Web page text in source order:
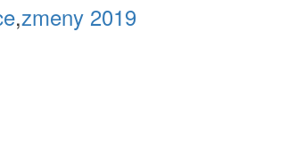
,zmeny 2019